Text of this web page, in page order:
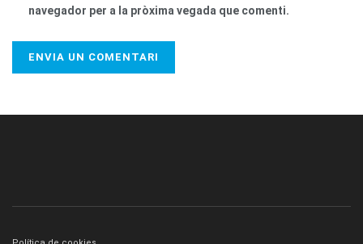
navegador per a la pròxima vegada que comenti.